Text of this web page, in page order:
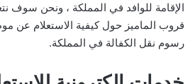
الإقامة للوافد في المملكة ، ونحن سوف
قروب الماميز حول كيفية الاستعلام عن
رسوم نقل الكفالة في المملكة.